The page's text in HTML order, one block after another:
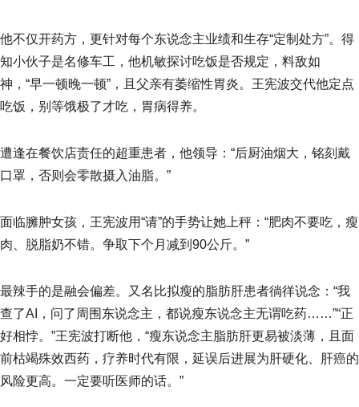
他不仅开药方，更针对每个东说念主业绩和生存“定制处方”。得
知小伙子是名修车工，他机敏探讨吃饭是否规定，料敌如
神，“早一顿晚一顿”，且父亲有萎缩性胃炎。王宪波交代他定点
吃饭，别等饿极了才吃，胃病得养。
遭逢在餐饮店责任的超重患者，他领导：“后厨油烟大，铭刻戴
口罩，否则会零散摄入油脂。”
面临臃肿女孩，王宪波用“请”的手势让她上秤：“肥肉不要吃，瘦
肉、脱脂奶不错。争取下个月减到90公斤。”
最辣手的是融会偏差。又名比拟瘦的脂肪肝患者徜徉说念：“我
查了AI，问了周围东说念主，都说瘦东说念主无谓吃药……”“正
好相悖。”王宪波打断他，“瘦东说念主脂肪肝更易被淡薄，且面
前枯竭殊效西药，疗养时代有限，延误后进展为肝硬化、肝癌的
风险更高。一定要听医师的话。”